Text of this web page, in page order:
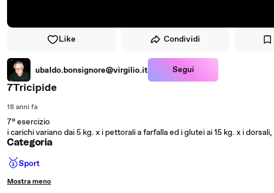
Like Condividi
ubaldo.bonsignore@virgilio.it Segui
7Tricipide
18 anni fa
7° esercizio
i carichi variano dai 5 kg. x i pettorali a farfalla ed i glutei ai 15 kg. x i
Categoria
🥇Sport
Mostra meno